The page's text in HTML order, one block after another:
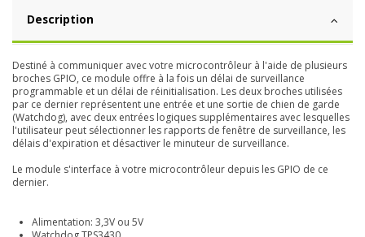
Description
Destiné à communiquer avec votre microcontrôleur à l'aide de plusieurs
broches GPIO, ce module offre à la fois un délai de surveillance
programmable et un délai de réinitialisation. Les deux broches utilisées
par ce dernier représentent une entrée et une sortie de chien de garde
(Watchdog), avec deux entrées logiques supplémentaires avec lesquelles
l'utilisateur peut sélectionner les rapports de fenêtre de surveillance, les
délais d'expiration et désactiver le minuteur de surveillance.
Le module s'interface à votre microcontrôleur depuis les GPIO de ce
dernier.
Alimentation: 3,3V ou 5V